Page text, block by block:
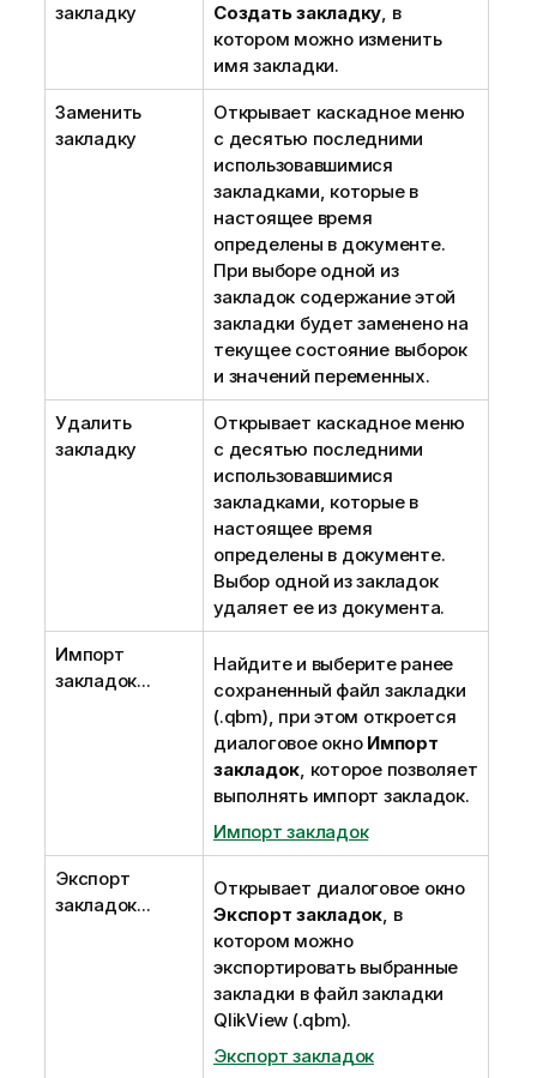
закладку
Создать закладку, в
котором можно изменить
имя закладки.
Заменить
закладку
Открывает каскадное меню
с десятью последними
использовавшимися
закладками, которые в
настоящее время
определены в документе.
При выборе одной из
закладок содержание этой
закладки будет заменено на
текущее состояние выборок
и значений переменных.
Удалить
закладку
Открывает каскадное меню
с десятью последними
использовавшимися
закладками, которые в
настоящее время
определены в документе.
Выбор одной из закладок
удаляет ее из документа.
Импорт
закладок...
Найдите и выберите ранее
сохраненный файл закладки
(.qbm), при этом откроется
диалоговое окно Импорт
закладок, которое позволяет
выполнять импорт закладок.
Импорт закладок
Экспорт
закладок...
Открывает диалоговое окно
Экспорт закладок, в
котором можно
экспортировать выбранные
закладки в файл закладки
QlikView (.qbm).
Экспорт закладок